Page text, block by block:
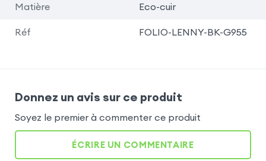
Matière Eco-cuir
Réf FOLIO-LENNY-BK-G955
Donnez un avis sur ce produit
Soyez le premier à commenter ce produit
ÉCRIRE UN COMMENTAIRE